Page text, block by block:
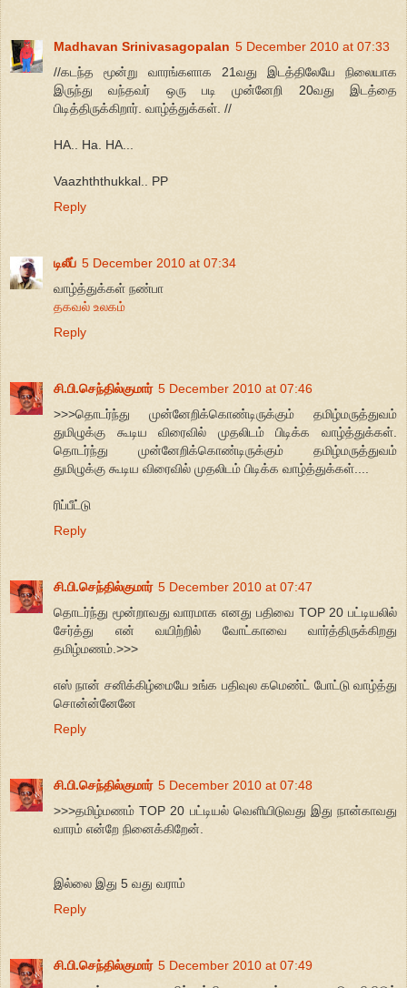
Madhavan Srinivasagopalan 5 December 2010 at 07:33
//கடந்த மூன்று வாரங்களாக 21வது இடத்திலேயே நிலையாக
இருந்து வந்தவர் ஒரு படி முன்னேறி 20வது இடத்தை
பிடித்திருக்கிறார். வாழ்த்துக்கள். //
HA.. Ha. HA...
Vaazhththukkal.. PP
Reply
டிலீப் 5 December 2010 at 07:34
வாழ்த்துக்கள் நண்பா
தகவல் உலகம்
Reply
சி.பி.செந்தில்குமார் 5 December 2010 at 07:46
>>>தொடர்ந்து முன்னேறிக்கொண்டிருக்கும் தமிழ்மருத்துவம்
துமிழுக்கு கூடிய விரைவில் முதலிடம் பிடிக்க வாழ்த்துக்கள்.
தொடர்ந்து முன்னேறிக்கொண்டிருக்கும் தமிழ்மருத்துவம்
துமிழுக்கு கூடிய விரைவில் முதலிடம் பிடிக்க வாழ்த்துக்கள்....
ரிப்பீட்டு
Reply
சி.பி.செந்தில்குமார் 5 December 2010 at 07:47
தொடர்ந்து மூன்றாவது வாரமாக எனது பதிவை TOP 20 பட்டியலில்
சேர்த்து என் வயிற்றில் வோட்காவை வார்த்திருக்கிறது
தமிழ்மணம்.>>>
எஸ் நான் சனிக்கிழ்மையே உங்க பதிவுல கமெண்ட் போட்டு வாழ்த்து
சொன்ன்னேனே
Reply
சி.பி.செந்தில்குமார் 5 December 2010 at 07:48
>>>தமிழ்மணம் TOP 20 பட்டியல் வெளியிடுவது இது நான்காவது
வாரம் என்றே நினைக்கிறேன்.
இல்லை இது 5 வது வராம்
Reply
சி.பி.செந்தில்குமார் 5 December 2010 at 07:49